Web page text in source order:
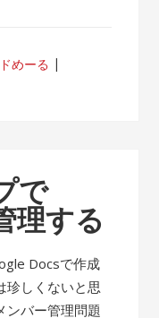
めーる
で
理する
Docsで作成
珍しくないと思
ンバー管理問題